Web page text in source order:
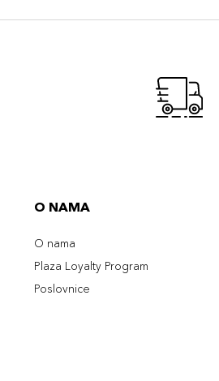
O NAMA
O nama
Plaza Loyalty Program
Poslovnice